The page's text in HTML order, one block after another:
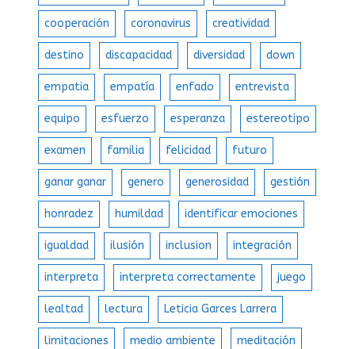
cooperación coronavirus creatividad
destino discapacidad diversidad down
empatia empatía enfado entrevista
equipo esfuerzo esperanza estereotipo
examen familia felicidad futuro
ganar ganar genero generosidad gestión
honradez humildad identificar emociones
igualdad ilusión inclusion integración
interpreta interpreta correctamente juego
lealtad lectura Leticia Garces Larrera
limitaciones medio ambiente meditación